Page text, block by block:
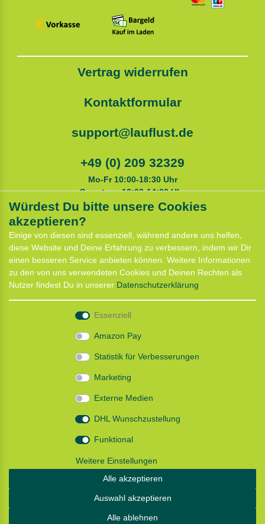
Vertrag widerrufen
Kontaktformular
support@lauflust.de
+49 (0) 209 32329
Mo-Fr 10:00-18:30 Uhr
Samstags 10:00-14:00 Uhr
Anfahrt
Kontaktformular
Termin für Hundeberatung
CaniX Seminare
Lauf Seminar
Laufen mit Lauflust
Batterieentsorgung
Daten­schutz­erklärung
AGB
Würdest Du bitte unsere Cookies
akzeptieren?
Einige von diesen sind essenziell, während andere uns helfen,
diese Website und Deine Erfahrung zu verbessern, indem wir Dir
einen besseren Service anbieten können. Weitere Informationen
zu den von uns verwendeten Cookies und Deinen Rechten als
Nutzer findest Du in unserer Daten­schutz­erklärung
Essenziell
Amazon Pay
Statistik für Verbesserungen
Marketing
Externe Medien
DHL Wunschzustellung
Funktional
Weitere Einstellungen
Alle akzeptieren
Auswahl akzeptieren
Alle ablehnen